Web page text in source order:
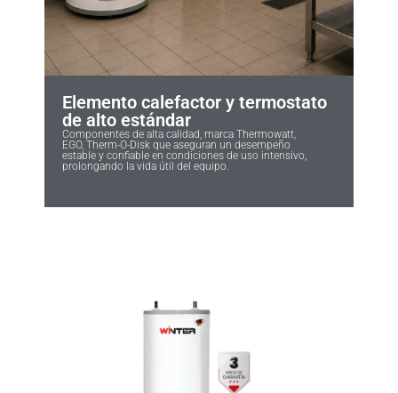
Elemento calefactor y termostato
de alto estándar
Componentes de alta calidad, marca Thermowatt,
EGO, Therm-O-Disk que aseguran un desempeño
estable y confiable en condiciones de uso intensivo,
prolongando la vida útil del equipo.